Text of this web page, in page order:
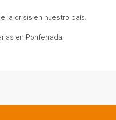
la crisis en nuestro país.
en Ponferrada.